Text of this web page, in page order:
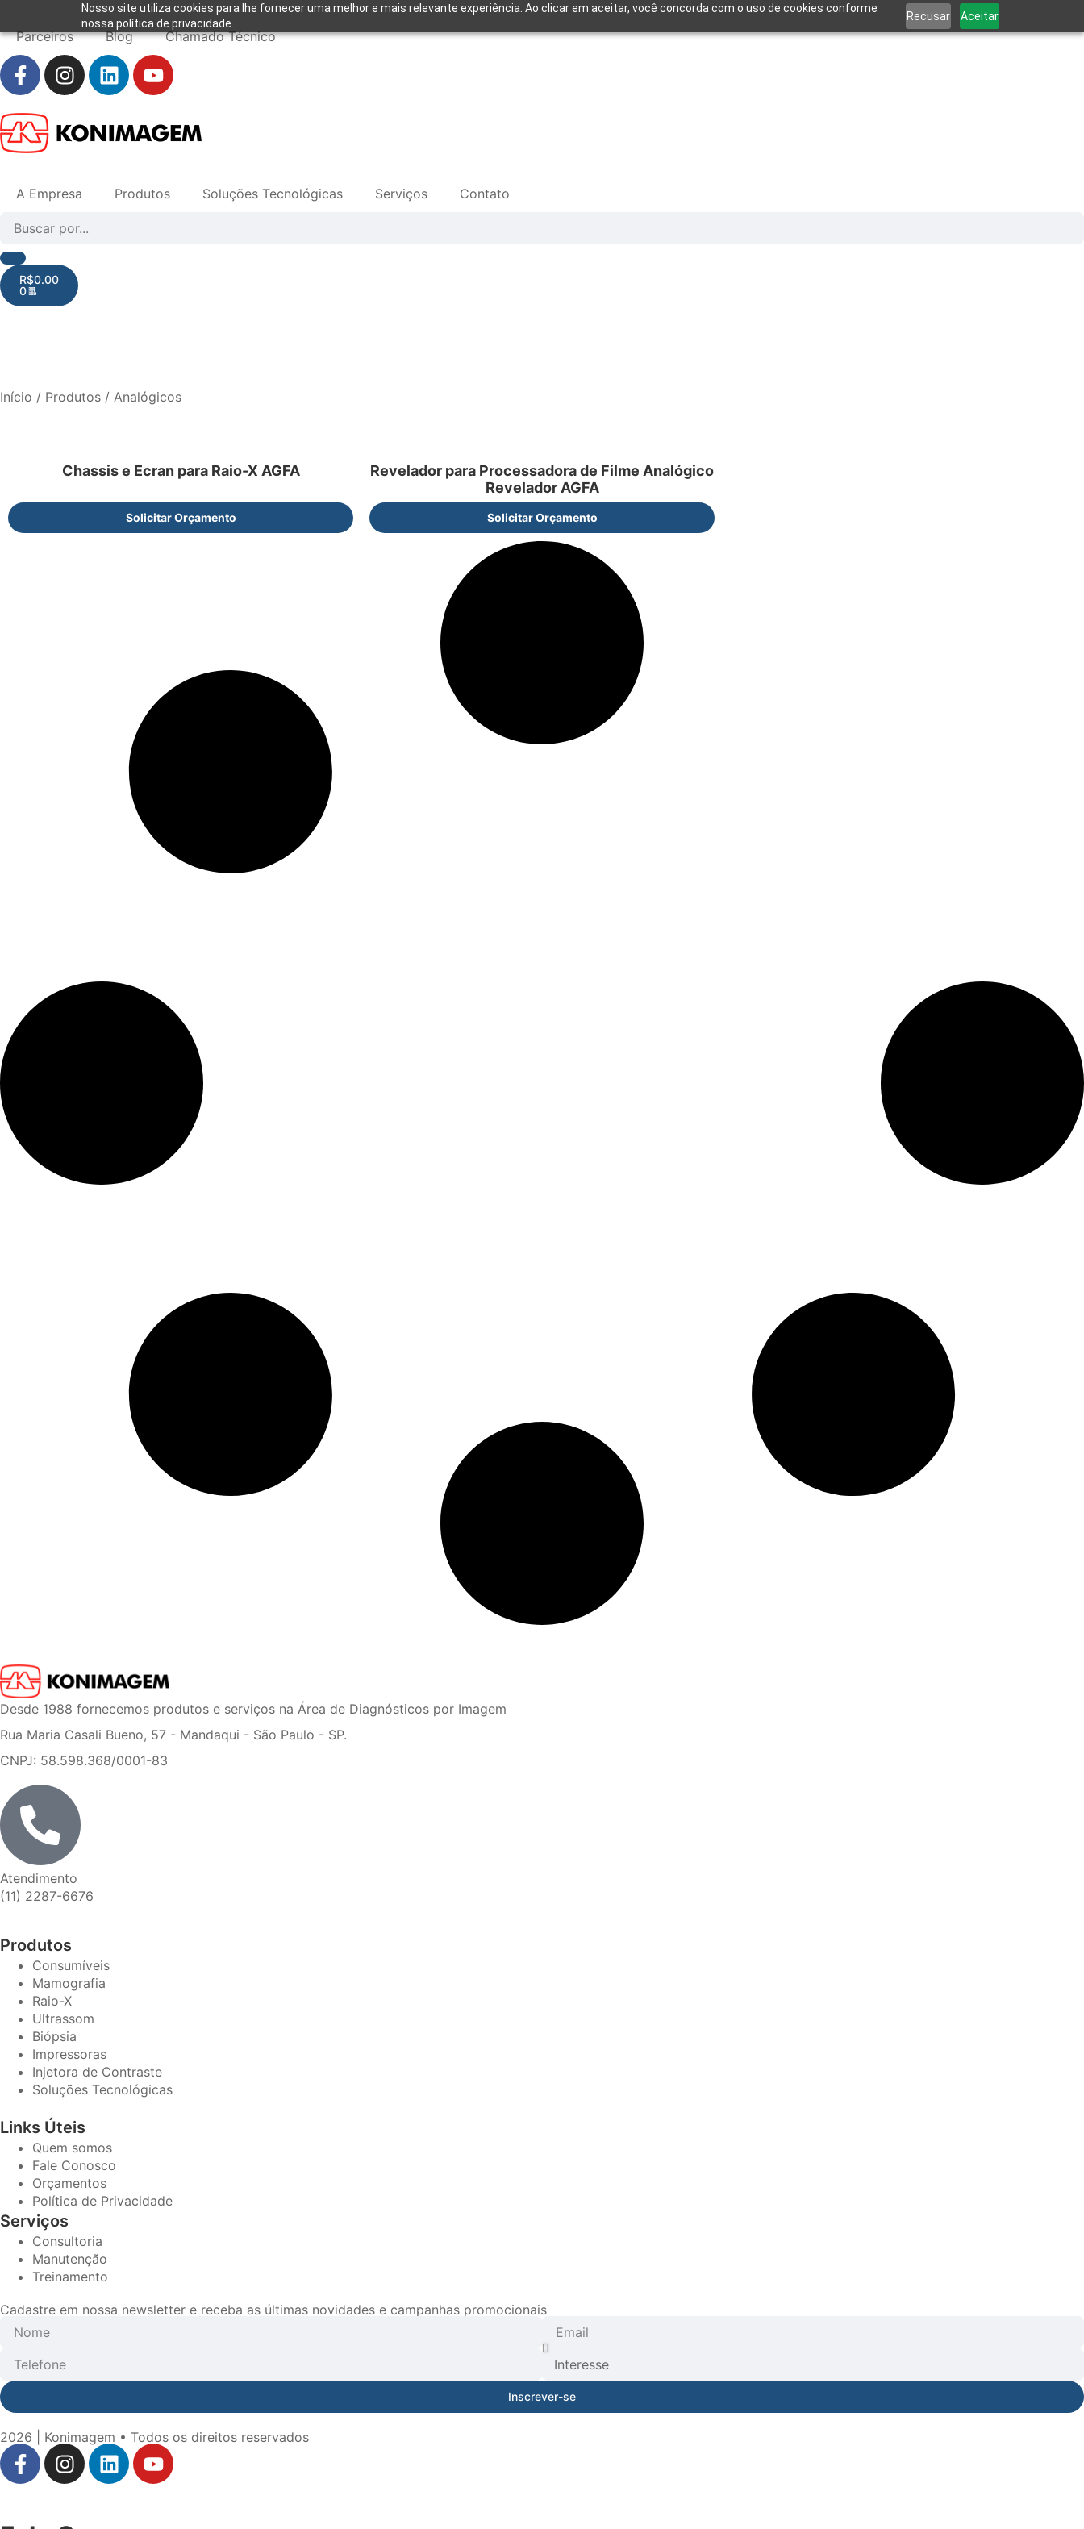
Nosso site utiliza cookies para lhe fornecer uma melhor e mais relevante experiência. Ao clicar em aceitar, você concorda com o uso de cookies conforme
nossa política de privacidade.
Recusar Aceitar
Parceiros Blog Chamado Técnico
A Empresa Produtos Soluções Tecnológicas Serviços Contato
R$0.00
0
Início / Produtos / Analógicos
Chassis e Ecran para Raio-X AGFA
Solicitar Orçamento
Revelador para Processadora de Filme Analógico
Revelador AGFA
Solicitar Orçamento
Desde 1988 fornecemos produtos e serviços na Área de Diagnósticos por Imagem
Rua Maria Casali Bueno, 57 - Mandaqui - São Paulo - SP.
CNPJ: 58.598.368/0001-83
Atendimento
(11) 2287-6676
Produtos
Consumíveis
Mamografia
Raio-X
Ultrassom
Biópsia
Impressoras
Injetora de Contraste
Soluções Tecnológicas
Links Úteis
Quem somos
Fale Conosco
Orçamentos
Política de Privacidade
Serviços
Consultoria
Manutenção
Treinamento
Cadastre em nossa newsletter e receba as últimas novidades e campanhas promocionais
Inscrever-se
2026 | Konimagem • Todos os direitos reservados